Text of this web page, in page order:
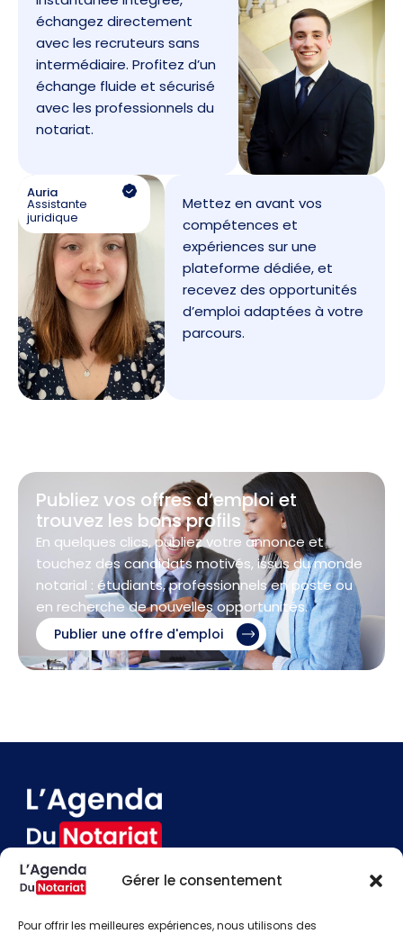
Gérer le consentement
Pour offrir les meilleures expériences, nous utilisons des
échangez directement
avec les recruteurs sans
intermédiaire. Profitez d’un
échange fluide et sécurisé
avec les professionnels du
notariat.
Auria
Assistante
juridique
Mettez en avant vos
compétences et
expériences sur une
plateforme dédiée, et
recevez des opportunités
d’emploi adaptées à votre
parcours.
Publiez vos offres d’emploi et
trouvez les bons profils
En quelques clics, publiez votre annonce et
touchez des candidats motivés, issus du monde
notarial : étudiants, professionnels en poste ou
en recherche de nouvelles opportunités.
Publier une offre d'emploi
Contact